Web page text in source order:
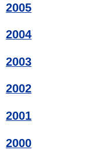
2005
2004
2003
2002
2001
2000